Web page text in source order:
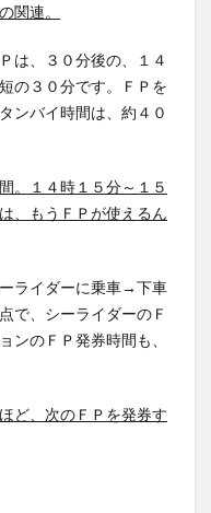
関連。
は、３０分後の、１４
の３０分です。ＦＰを
ンバイ時間は、約４０
。１４時１５分～１５
、もうＦＰが使えるん
ライダーに乗車→下車
で、シーライダーのＦ
ンのＦＰ発券時間も、
ど、次のＦＰを発券す